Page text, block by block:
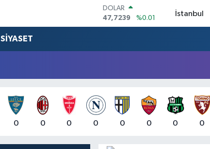
DOLAR
47,7239
%0.01
EURO
13.779
%-14
BITCOIN
65.184,38
%0.37
İstanbul
SİYASET
0 0 0 0 0 0 0 0